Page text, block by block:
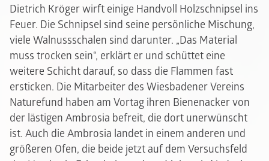
Dietrich Kröger wirft einige Handvoll Holzschnipsel ins
Feuer. Die Schnipsel sind seine persönliche Mischung,
viele Walnussschalen sind darunter. „Das Material
muss trocken sein“, erklärt er und schüttet eine
weitere Schicht darauf, so dass die Flammen fast
ersticken. Die Mitarbeiter des Wiesbadener Vereins
Naturefund haben am Vortag ihren Bienenacker von
der lästigen Ambrosia befreit, die dort unerwünscht
ist. Auch die Ambrosia landet in einem anderen und
größeren Ofen, die beide jetzt auf dem Versuchsfeld